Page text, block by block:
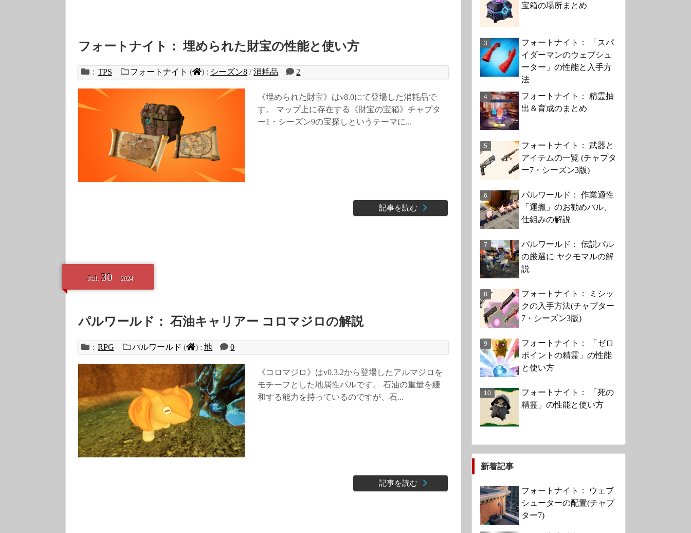
フォートナイト： 埋められた財宝の性能と使い方
： TPS フォートナイト ( ) : シーズン8 /消耗品 2
《埋められた財宝》はv8.0にて登場した消耗品で
す。 マップ上に存在する《財宝の宝箱》チャプタ
ー1・シーズン9の宝探しというテーマに...
記事を読む
Jul. 30 2024
パルワールド： 石油キャリアー コロマジロの解説
： RPG パルワールド ( ) :地 0
《コロマジロ》はv0.3.2から登場したアルマジロを
モチーフとした地属性パルです。 石油の重量を緩
和する能力を持っているのですが、石...
記事を読む
宝箱の場所まとめ
フォートナイト： 「スパ
イダーマンのウェブシュ
ーター」の性能と入手方
法
フォートナイト： 精霊抽
出＆育成のまとめ
フォートナイト： 武器と
アイテムの一覧 (チャプタ
ー7・シーズン3版)
パルワールド： 作業適性
「運搬」のお勧めパル、
仕組みの解説
パルワールド： 伝説パル
の厳選に ヤクモマルの解
説
フォートナイト： ミシッ
クの入手方法(チャプター
7・シーズン3版)
フォートナイト： 「ゼロ
ポイントの精霊」の性能
と使い方
フォートナイト： 「死の
精霊」の性能と使い方
新着記事
フォートナイト： ウェブ
シューターの配置(チャプ
ター7)